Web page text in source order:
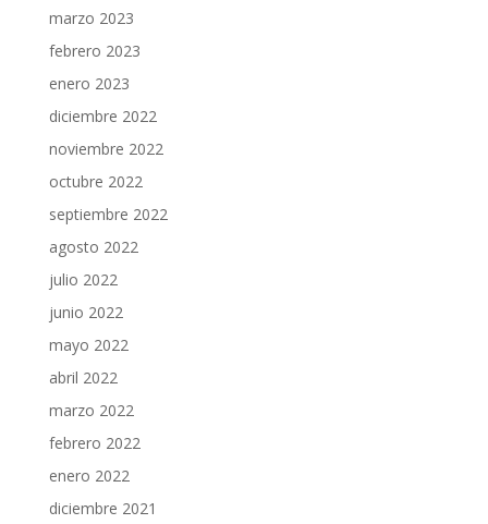
marzo 2023
febrero 2023
enero 2023
diciembre 2022
noviembre 2022
octubre 2022
septiembre 2022
agosto 2022
julio 2022
junio 2022
mayo 2022
abril 2022
marzo 2022
febrero 2022
enero 2022
diciembre 2021